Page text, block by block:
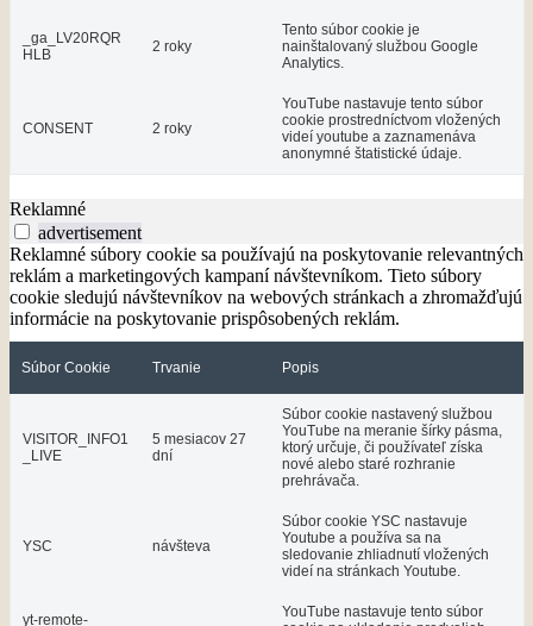
_ga_LV20RQR
HLB
2 roky
Tento súbor cookie je
nainštalovaný službou Google
Analytics.
CONSENT 2 roky
YouTube nastavuje tento súbor
cookie prostredníctvom vložených
videí youtube a zaznamenáva
anonymné štatistické údaje.
Reklamné
advertisement
Reklamné súbory cookie sa používajú na poskytovanie relevantných
reklám a marketingových kampaní návštevníkom. Tieto súbory
cookie sledujú návštevníkov na webových stránkach a zhromažďujú
informácie na poskytovanie prispôsobených reklám.
Súbor Cookie Trvanie Popis
VISITOR_INFO1
_LIVE
5 mesiacov 27
dní
Súbor cookie nastavený službou
YouTube na meranie šírky pásma,
ktorý určuje, či používateľ získa
nové alebo staré rozhranie
prehrávača.
YSC návšteva
Súbor cookie YSC nastavuje
Youtube a používa sa na
sledovanie zhliadnutí vložených
videí na stránkach Youtube.
yt-remote-
YouTube nastavuje tento súbor